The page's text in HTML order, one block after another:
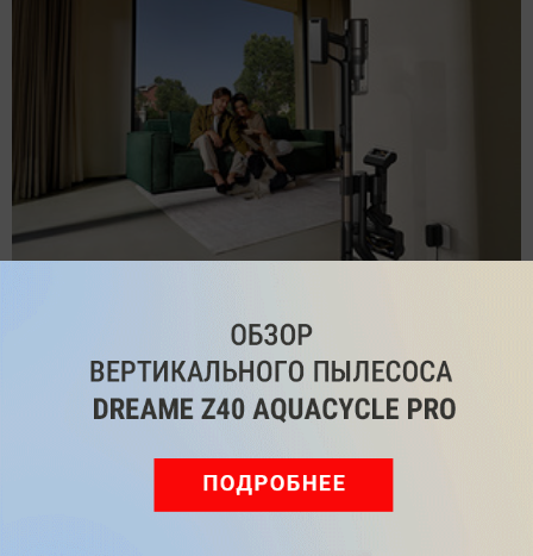
Обзор вертикального пылесоса Dreame Z40 AquaCycle
Pro: гибкий подход к уборке